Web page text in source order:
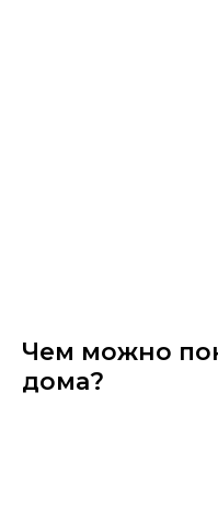
Чем можно
дома?